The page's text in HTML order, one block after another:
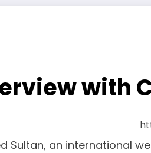
with
Sultan, an international